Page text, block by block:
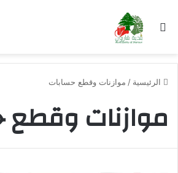
بحث عن
الرئيسية / موازنات وقطع حسابات
موازنات وقطع